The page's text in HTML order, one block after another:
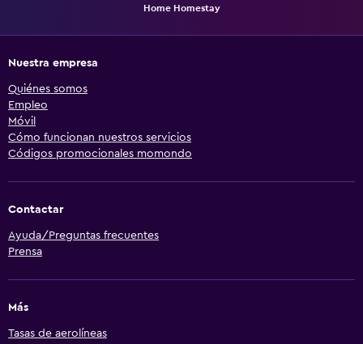
Home Homestay
Nuestra empresa
Quiénes somos
Empleo
Móvil
Cómo funcionan nuestros servicios
Códigos promocionales momondo
Contactar
Ayuda/Preguntas frecuentes
Prensa
Más
Tasas de aerolíneas